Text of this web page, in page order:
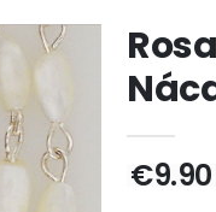
€9.90